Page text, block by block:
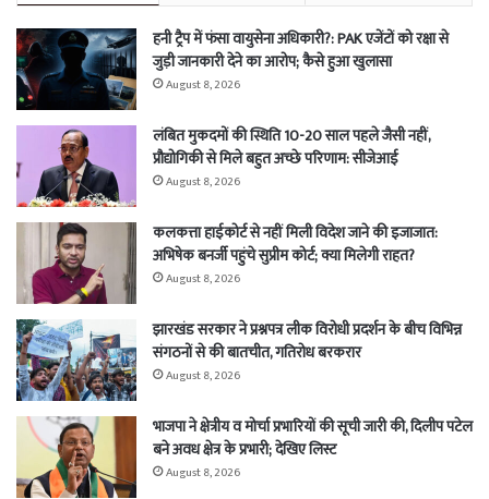
हनी ट्रैप में फंसा वायुसेना अधिकारी?: PAK एजेंटों को रक्षा से
जुड़ी जानकारी देने का आरोप; कैसे हुआ खुलासा
August 8, 2026
लंबित मुकदमों की स्थिति 10-20 साल पहले जैसी नहीं,
प्रौद्योगिकी से मिले बहुत अच्छे परिणाम: सीजेआई
August 8, 2026
कलकत्ता हाईकोर्ट से नहीं मिली विदेश जाने की इजाजात:
अभिषेक बनर्जी पहुंचे सुप्रीम कोर्ट; क्या मिलेगी राहत?
August 8, 2026
झारखंड सरकार ने प्रश्नपत्र लीक विरोधी प्रदर्शन के बीच विभिन्न
संगठनों से की बातचीत, गतिरोध बरकरार
August 8, 2026
भाजपा ने क्षेत्रीय व मोर्चा प्रभारियों की सूची जारी की, दिलीप पटेल
बने अवध क्षेत्र के प्रभारी; देखिए लिस्ट
August 8, 2026